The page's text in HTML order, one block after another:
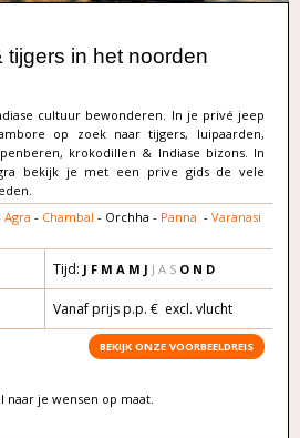
tijgers in het noorden
cultuur bewonderen. In je privé jeep
op zoek naar tijgers, luipaarden,
krokodillen & Indiase bizons. In
bekijk je met een prive gids de vele
Agra - Chambal - Orchha - Panna - Varanasi
Tijd: J F M A M J J A S O N D
Vanaf prijs p.p. € excl. vlucht
BEKIJK ONZE VOORBEELDREIS
naar je wensen op maat.